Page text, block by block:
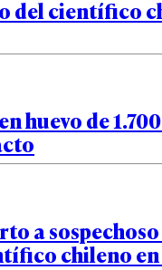
del científico
huevo de
a
chileno en